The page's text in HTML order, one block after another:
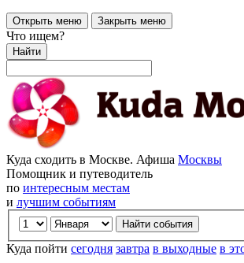
Открыть меню Закрыть меню
Что ищем?
Найти
Куда сходить в Москве. Афиша Москвы
Помощник и путеводитель
по интересным местам
и лучшим событиям
Куда пойти сегодня завтра в выходные в